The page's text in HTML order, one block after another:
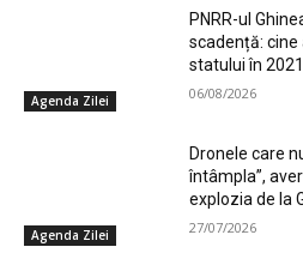
Agenda Zilei
PNRR-ul
scadență:
statului în
06/08/2026
Agenda Zilei
Dronele care
întâmpla”,
explozia de la
27/07/2026